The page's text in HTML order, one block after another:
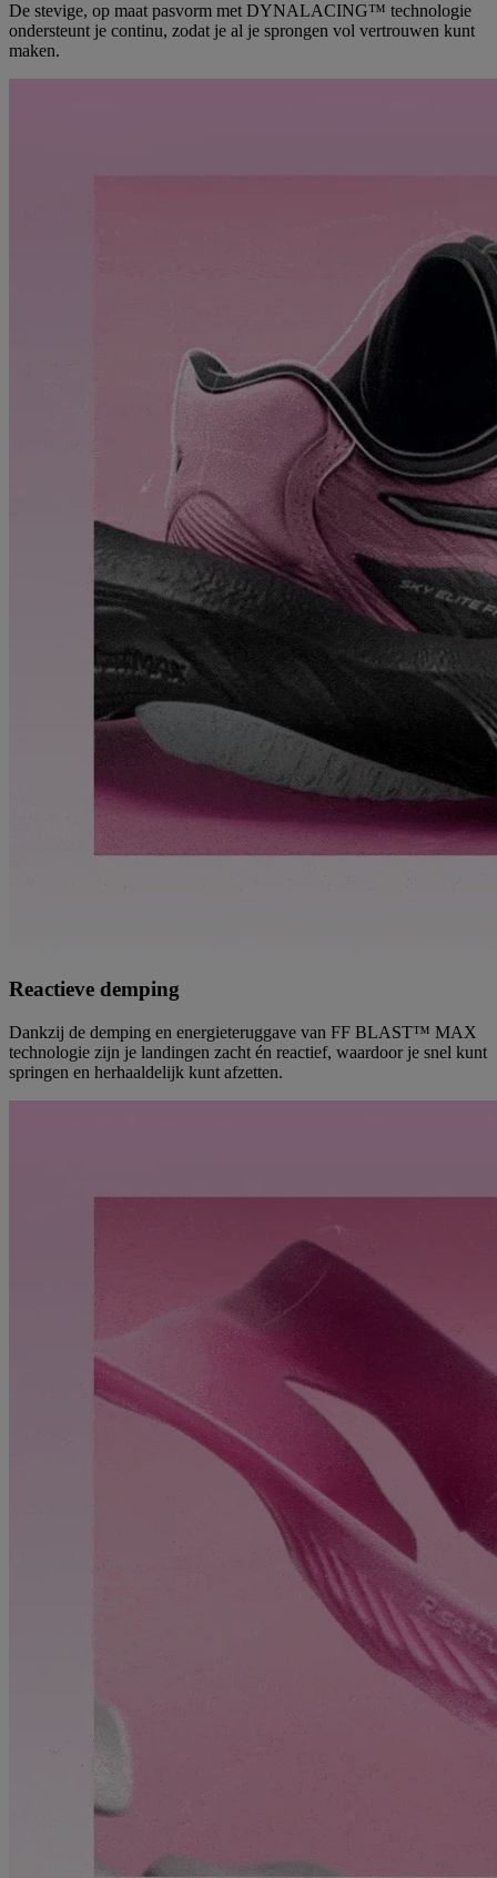
De stevige, op maat pasvorm met DYNALACING™ technologie
ondersteunt je continu, zodat je al je sprongen vol vertrouwen kunt
maken.
Reactieve demping
Dankzij de demping en energieteruggave van FF BLAST™ MAX
technologie zijn je landingen zacht én reactief, waardoor je snel kunt
springen en herhaaldelijk kunt afzetten.